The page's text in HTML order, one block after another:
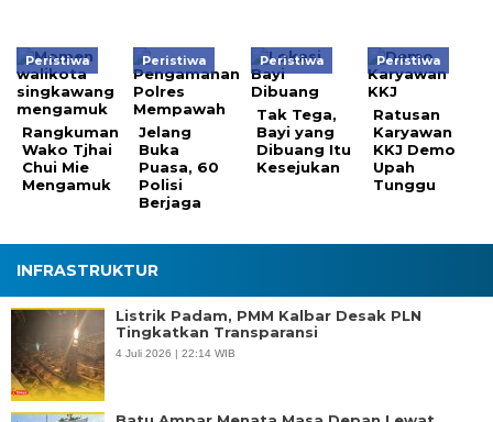
Peristiwa
Rangkuman
Wako Tjhai
Chui Mie
Mengamuk
Peristiwa
Jelang
Buka
Puasa, 60
Polisi
Berjaga
Peristiwa
Tak Tega,
Bayi yang
Dibuang Itu
Kesejukan
Peristiwa
Ratusan
Karyawan
KKJ Demo
Upah
Tunggu
INFRASTRUKTUR
Listrik Padam, PMM Kalbar Desak PLN
Tingkatkan Transparansi
4 Juli 2026 | 22:14 WIB